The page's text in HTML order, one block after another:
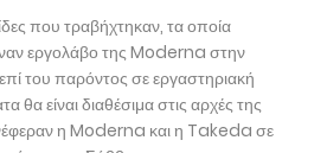
που τραβήχτηκαν, τα οποία
εργολάβο της Moderna στην
του παρόντος σε εργαστηριακή
θα είναι διαθέσιμα στις αρχές της
η Moderna και η Takeda σε